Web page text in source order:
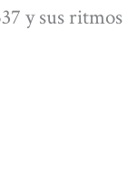
y sus ritmos